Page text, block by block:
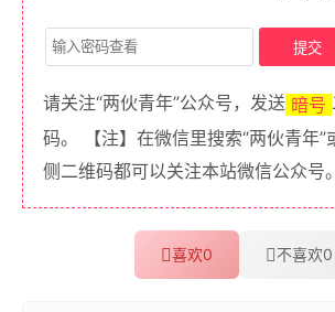
请关注“两伙青年”公众号，发送 暗号
码。 【注】在微信里搜索“两伙青年”
侧二维码都可以关注本站微信公众号。
喜欢0 不喜欢0